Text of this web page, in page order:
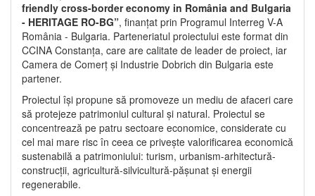
friendly cross-border economy in România and Bulgaria
- HERITAGE RO-BG”, finanțat prin Programul Interreg V-A
România - Bulgaria. Parteneriatul proiectului este format din
CCINA Constanța, care are calitate de leader de proiect, iar
Camera de Comerț și Industrie Dobrich din Bulgaria este
partener.
Proiectul își propune să promoveze un mediu de afaceri care
să protejeze patrimoniul cultural și natural. Proiectul se
concentrează pe patru sectoare economice, considerate cu
cel mai mare risc în ceea ce privește valorificarea economică
sustenabilă a patrimoniului: turism, urbanism-arhitectură-
construcții, agricultură-silvicultură-pășunat și energii
regenerabile.